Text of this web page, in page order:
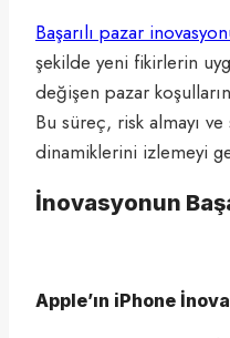
Başarılı pazar
şekilde yeni fikirlerin
değişen pazar
Bu süreç, risk almayı
dinamiklerini izlemeyi
İnovasyonun
Apple’ın iPhone